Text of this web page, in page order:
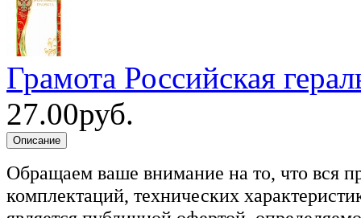
Грамота Российская
27.00руб.
Обращаем ваше внимание на то, что вся
комплектаций, технических